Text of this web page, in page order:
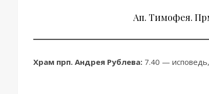
Ап. Тимофея.
Храм прп. Андрея Рублева: 7.40 —